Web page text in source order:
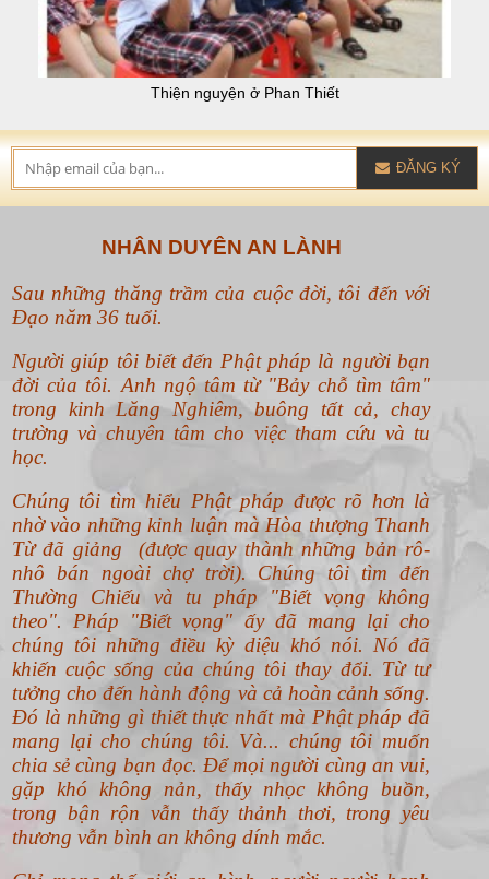
Thiện nguyện ở Phan Thiết
ĐĂNG KÝ
NHÂN DUYÊN AN LÀNH
Sau những thăng trầm của cuộc đời, tôi đến với
Đạo năm 36 tuổi.
Người giúp tôi biết đến Phật pháp là người bạn
đời của tôi. Anh ngộ tâm từ "Bảy chỗ tìm tâm"
trong kinh Lăng Nghiêm, buông tất cả, chay
trường và chuyên tâm cho việc tham cứu và tu
học.
Chúng tôi tìm hiểu Phật pháp được rõ hơn là
nhờ vào những kinh luận mà Hòa thượng Thanh
Từ đã giảng (được quay thành những bản rô-
nhô bán ngoài chợ trời). Chúng tôi tìm đến
Thường Chiếu và tu pháp "Biết vọng không
theo". Pháp "Biết vọng" ấy đã mang lại cho
chúng tôi những điều kỳ diệu khó nói. Nó đã
khiến cuộc sống của chúng tôi thay đổi. Từ tư
tưởng cho đến hành động và cả hoàn cảnh sống.
Đó là những gì thiết thực nhất mà Phật pháp đã
mang lại cho chúng tôi. Và... chúng tôi muốn
chia sẻ cùng bạn đọc. Để mọi người cùng an vui,
gặp khó không nản, thấy nhọc không buồn,
trong bận rộn vẫn thấy thảnh thơi, trong yêu
thương vẫn bình an không dính mắc.